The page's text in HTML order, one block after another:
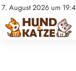
7. August 2026 um
Datenschutz
Impressum
Pferde
Ratgeber